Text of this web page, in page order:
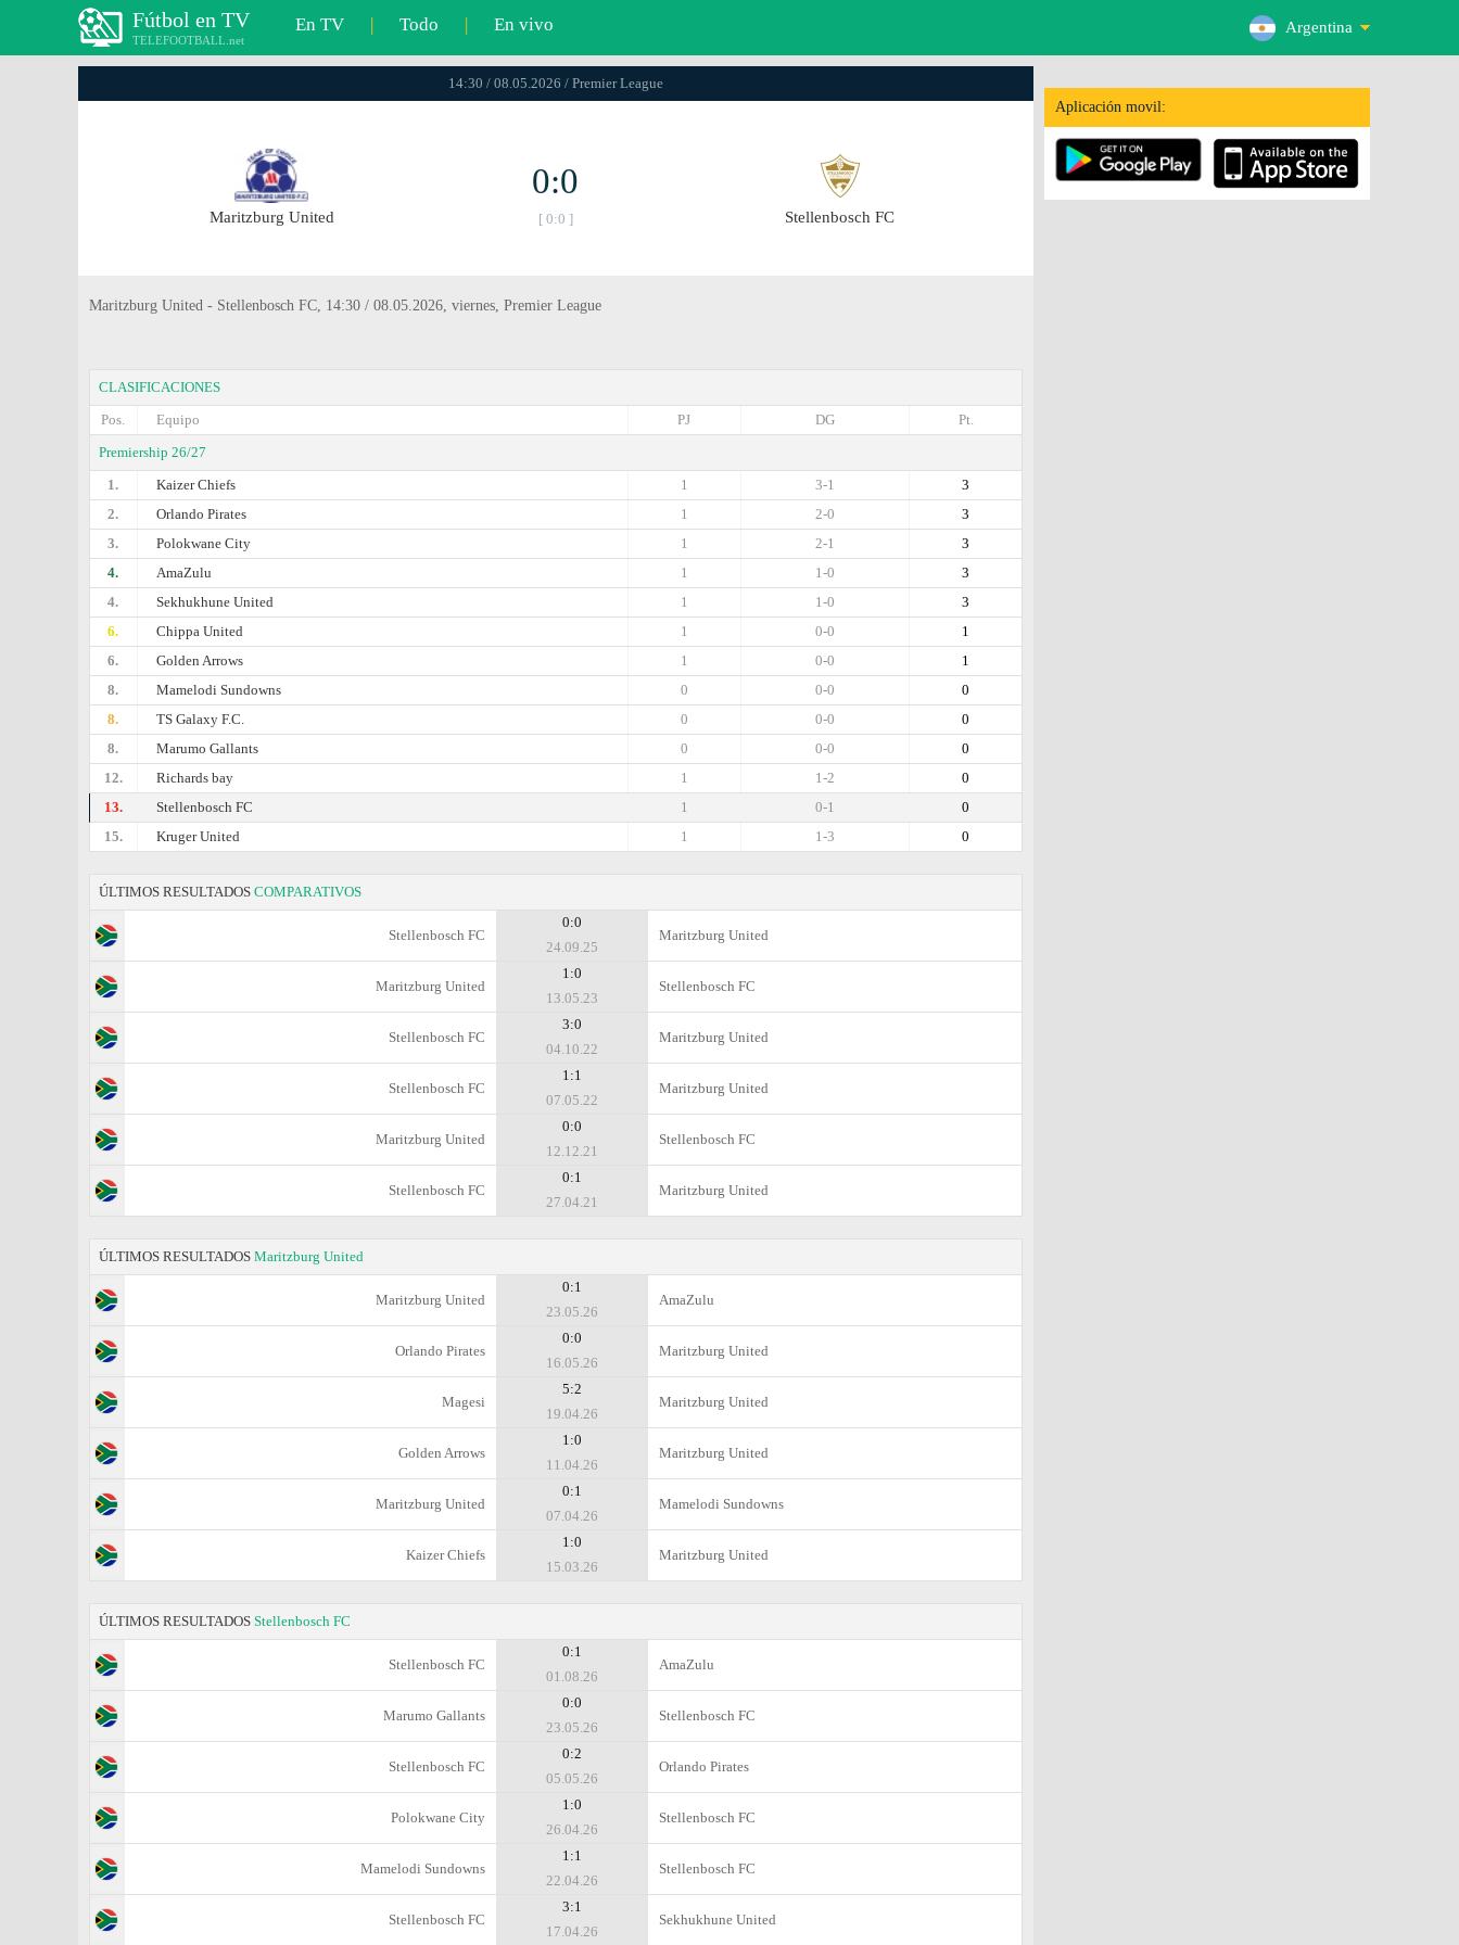
Fútbol en TV
TELEFOOTBALL.net
En TV | Todo | En vivo Argentina
Aplicación movil:
14:30 / 08.05.2026 / Premier League
Maritzburg United
0:0
[ 0:0 ] Stellenbosch FC
Maritzburg United - Stellenbosch FC, 14:30 / 08.05.2026, viernes, Premier League
CLASIFICACIONES
Pos.
Equipo Pt.
DG
PJ
Premiership 26/27
1.
Kaizer Chiefs 3
3-1
1
2.
Orlando Pirates 3
2-0
1
3.
Polokwane City 3
2-1
1
4.
AmaZulu 3
1-0
1
4.
Sekhukhune United 3
1-0
1
6.
Chippa United 1
0-0
1
6.
Golden Arrows 1
0-0
1
8.
Mamelodi Sundowns 0
0-0
0
8.
TS Galaxy F.C. 0
0-0
0
8.
Marumo Gallants 0
0-0
0
12.
Richards bay 0
1-2
1
13.
Stellenbosch FC 0
0-1
1
15.
Kruger United 0
1-3
1
ÚLTIMOS RESULTADOS COMPARATIVOS
Stellenbosch FC
0:0
24.09.25
Maritzburg United
Maritzburg United
1:0
13.05.23
Stellenbosch FC
Stellenbosch FC
3:0
04.10.22
Maritzburg United
Stellenbosch FC
1:1
07.05.22
Maritzburg United
Maritzburg United
0:0
12.12.21
Stellenbosch FC
Stellenbosch FC
0:1
27.04.21
Maritzburg United
ÚLTIMOS RESULTADOS Maritzburg United
Maritzburg United
0:1
23.05.26
AmaZulu
Orlando Pirates
0:0
16.05.26
Maritzburg United
Magesi
5:2
19.04.26
Maritzburg United
Golden Arrows
1:0
11.04.26
Maritzburg United
Maritzburg United
0:1
07.04.26
Mamelodi Sundowns
Kaizer Chiefs
1:0
15.03.26
Maritzburg United
ÚLTIMOS RESULTADOS Stellenbosch FC
Stellenbosch FC
0:1
01.08.26
AmaZulu
Marumo Gallants
0:0
23.05.26
Stellenbosch FC
Stellenbosch FC
0:2
05.05.26
Orlando Pirates
Polokwane City
1:0
26.04.26
Stellenbosch FC
Mamelodi Sundowns
1:1
22.04.26
Stellenbosch FC
Stellenbosch FC
3:1
17.04.26
Sekhukhune United